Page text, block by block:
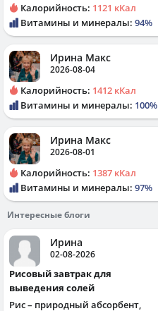
Калорийность: 1121 кКал
Витамины и минералы: 94%
Ирина Макс
2026-08-04
Калорийность: 1412 кКал
Витамины и минералы: 100%
Ирина Макс
2026-08-01
Калорийность: 1387 кКал
Витамины и минералы: 97%
Интересные блоги
Ирина
02-08-2026
Рисовый завтрак для
выведения солей
Рис – природный абсорбент,